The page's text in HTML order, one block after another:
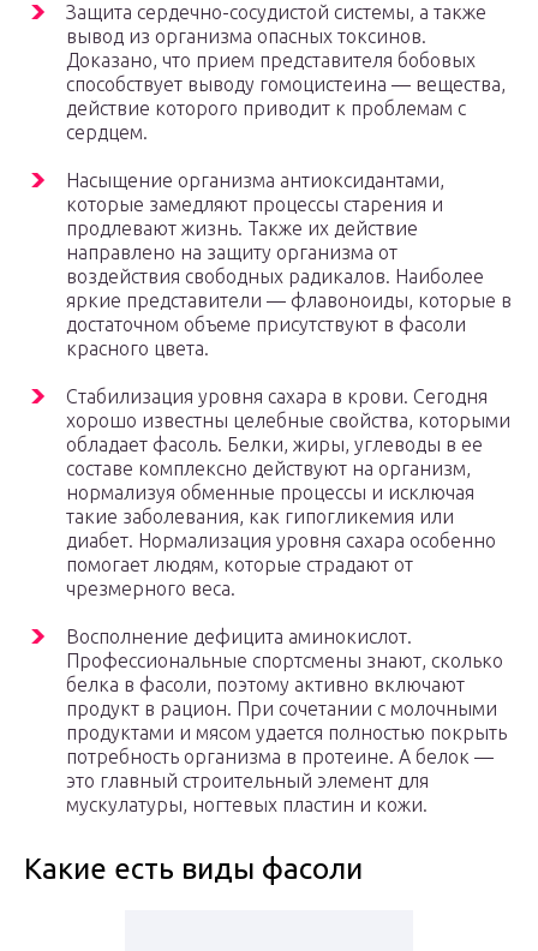
Защита сердечно-сосудистой системы, а также
вывод из организма опасных токсинов.
Доказано, что прием представителя бобовых
способствует выводу гомоцистеина — вещества,
действие которого приводит к проблемам с
сердцем.
Насыщение организма антиоксидантами,
которые замедляют процессы старения и
продлевают жизнь. Также их действие
направлено на защиту организма от
воздействия свободных радикалов. Наиболее
яркие представители — флавоноиды, которые в
достаточном объеме присутствуют в фасоли
красного цвета.
Стабилизация уровня сахара в крови. Сегодня
хорошо известны целебные свойства, которыми
обладает фасоль. Белки, жиры, углеводы в ее
составе комплексно действуют на организм,
нормализуя обменные процессы и исключая
такие заболевания, как гипогликемия или
диабет. Нормализация уровня сахара особенно
помогает людям, которые страдают от
чрезмерного веса.
Восполнение дефицита аминокислот.
Профессиональные спортсмены знают, сколько
белка в фасоли, поэтому активно включают
продукт в рацион. При сочетании с молочными
продуктами и мясом удается полностью покрыть
потребность организма в протеине. А белок —
это главный строительный элемент для
мускулатуры, ногтевых пластин и кожи.
Какие есть виды фасоли